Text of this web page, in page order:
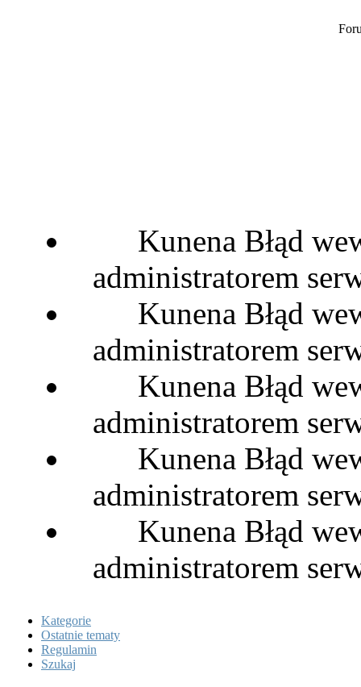
Kunena Błąd
administratorem
Kunena Błąd
administratorem
Kunena Błąd
administratorem
Kunena Błąd
administratorem
Kunena Błąd
administratorem
Kategorie
Ostatnie tematy
Regulamin
Szukaj